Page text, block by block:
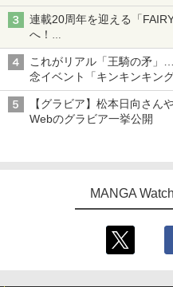
連載20周年を迎える「
へ！
20周年特設記念サイトでは
掲載
これがリアル「王騎の矛
念イベント「キンキンキン
【グラビア】松本日向さん
Webのグラビア一挙公開
MANGA